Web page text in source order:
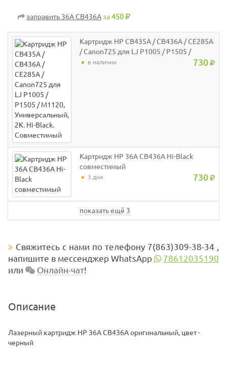
заправить 36A CB436A за450
Картридж HP CB435A / CB436A / CE285A
/ Canon725 для LJ P1005 / P1505 /
M1120, Универсальный, 2K. Hi-Black.
в наличии 730
Картридж HP 36A CB436A Hi-Black
совместимый
3 дня 730
показать ещё 3
Свяжитесь с нами по телефону 7(863)309-38-34 ,
напишите в мессенджер WhatsApp
78612035190
или
Онлайн-чат!
Описание
Лазерный картридж HP 36A CB436A оригинальный, цвет -
черный